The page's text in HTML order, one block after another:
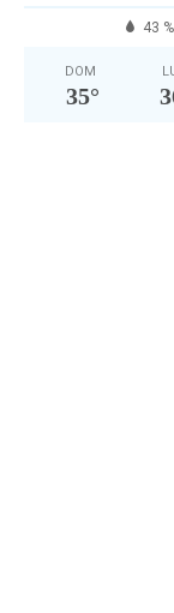
43 %
DOM
35°